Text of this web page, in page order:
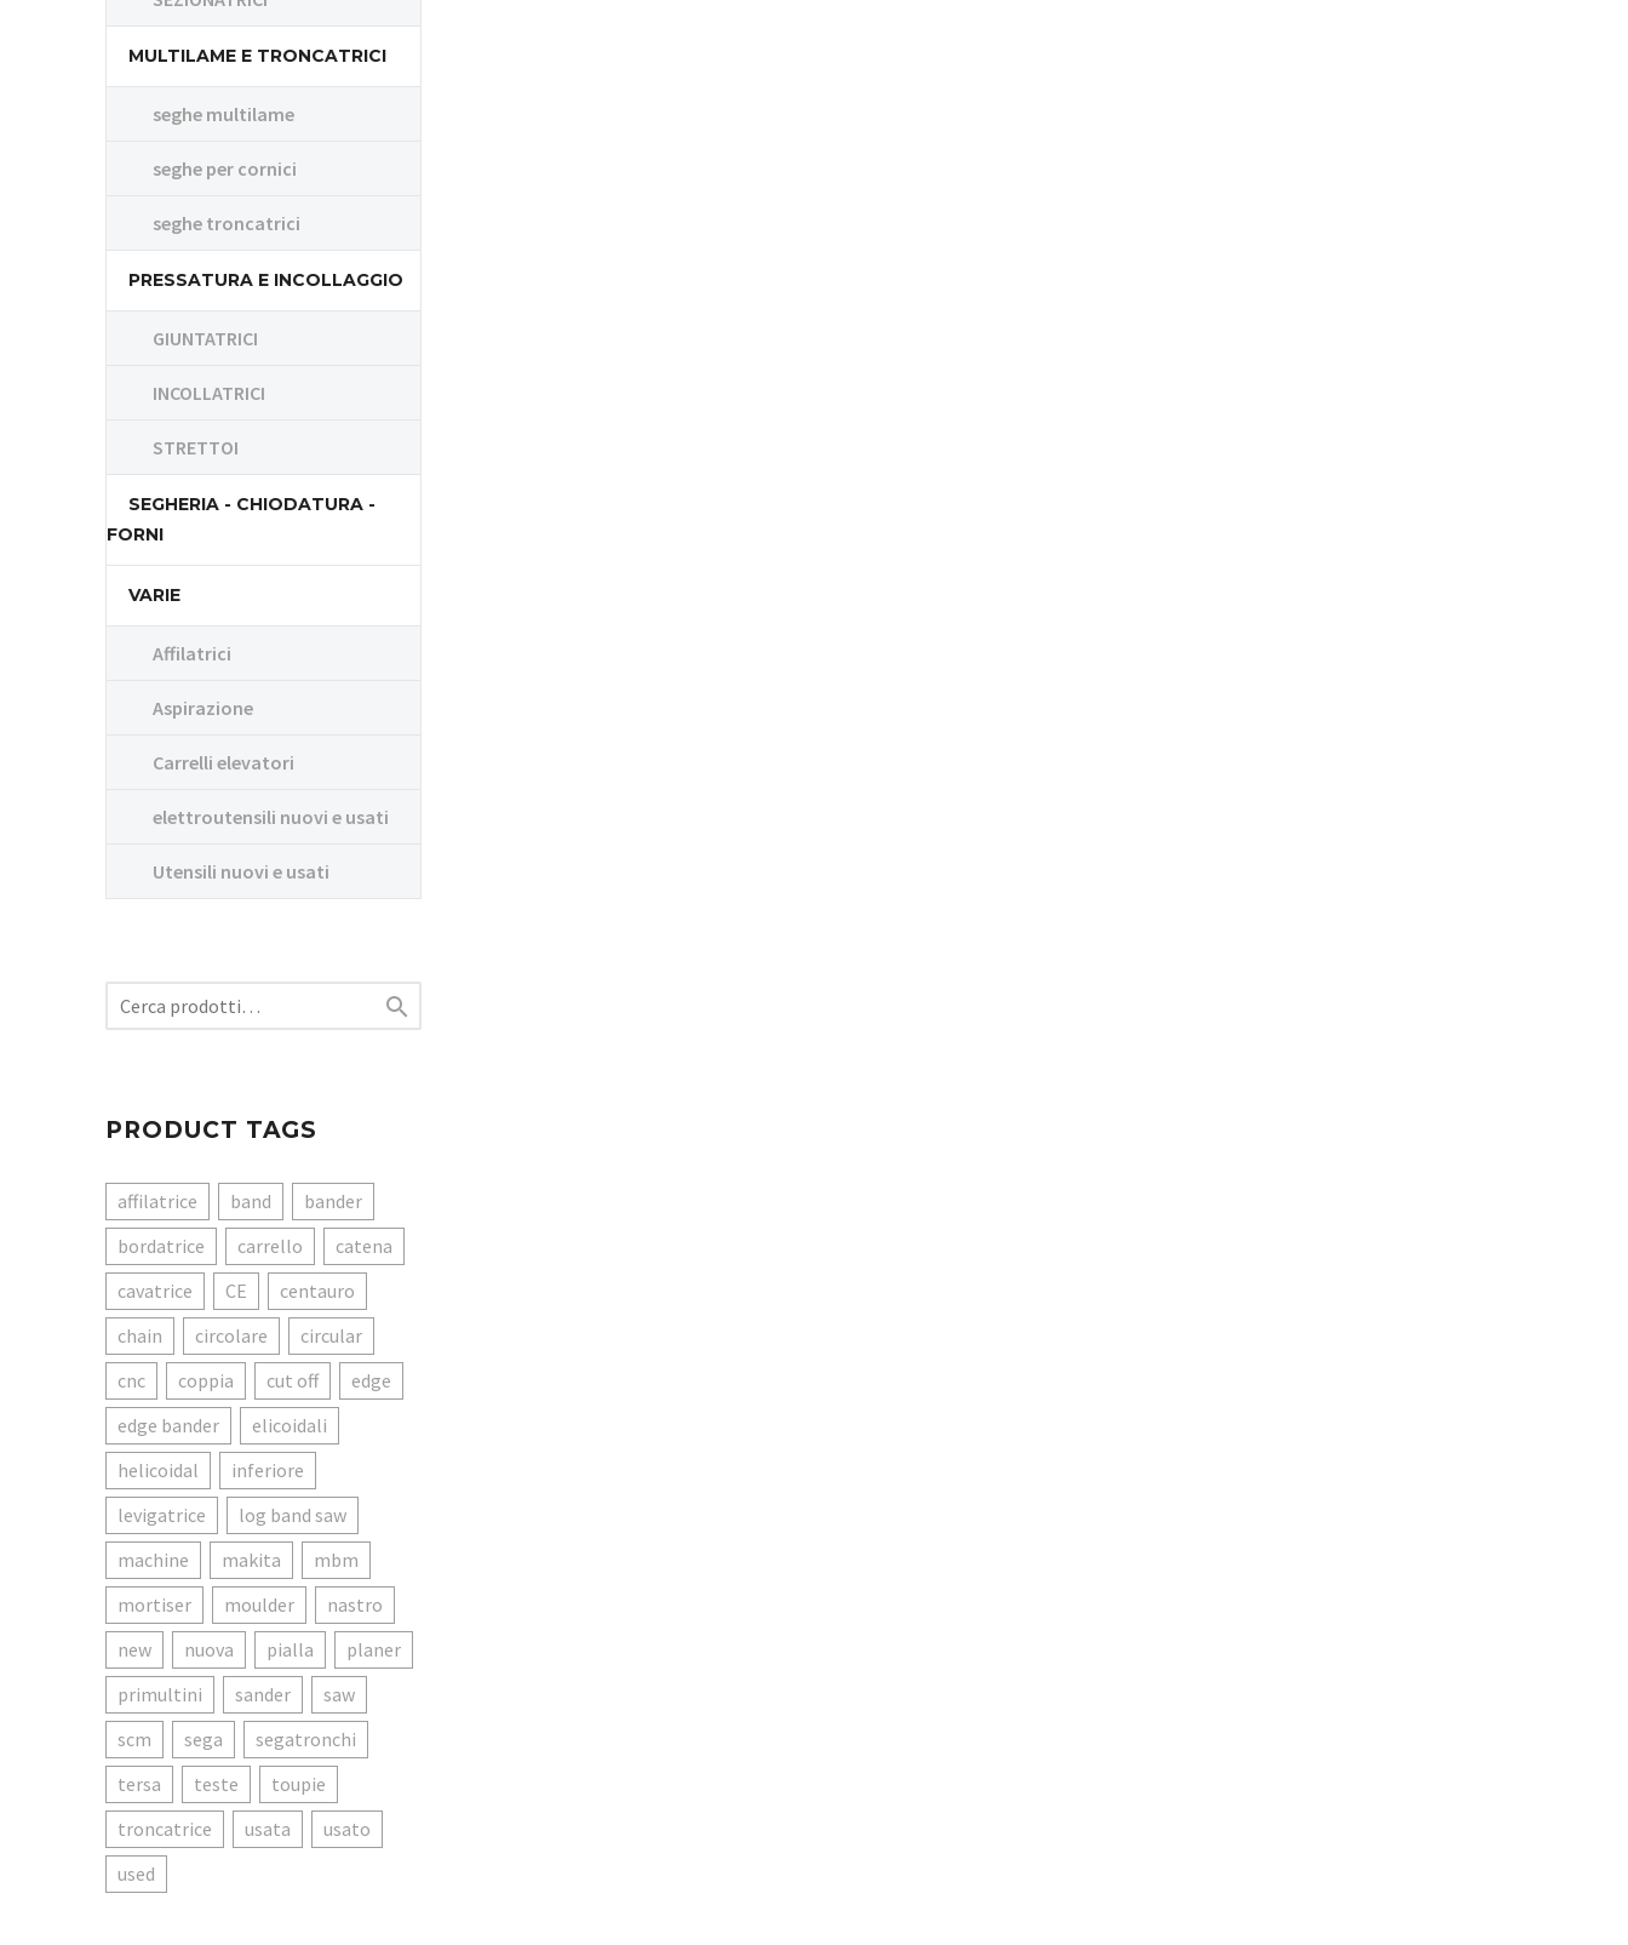
MULTILAME E TRONCATRICI
seghe multilame
seghe per cornici
seghe troncatrici
PRESSATURA E INCOLLAGGIO
GIUNTATRICI
INCOLLATRICI
STRETTOI
SEGHERIA - CHIODATURA -
FORNI
VARIE
Affilatrici
Aspirazione
Carrelli elevatori
elettroutensili nuovi e usati
Utensili nuovi e usati

PRODUCT TAGS
affilatrice band
bander
bordatrice
carrello
catena
cavatrice
CE
centauro
chain
circolare
circular
cnc
coppia cut off
edge
edge bander
elicoidali
helicoidal
inferiore
levigatrice
log band saw
machine
makita
mbm
mortiser
moulder
nastro
new
nuova pialla
planer
primultini
sander
saw
scm
sega
segatronchi
tersa
teste
toupie
troncatrice
usata
usato
used